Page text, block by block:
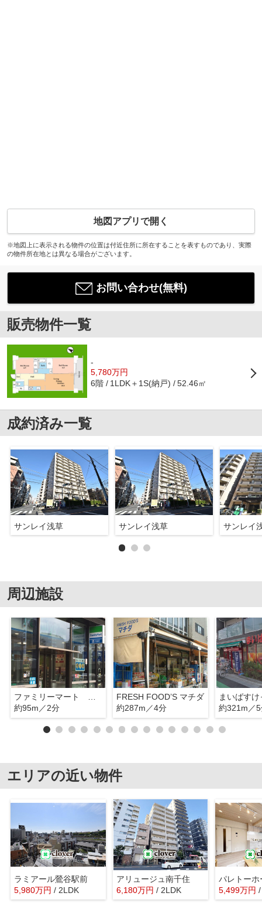
地図アプリで開く
※地図上に表示される物件の位置は付近住所に所在することを表すものであり、実際
の物件所在地とは異なる場合がございます。
お問い合わせ(無料)
販売物件一覧
-
5,780万円
6階 1LDK＋1S(納戸) 52.46㎡
成約済み一覧
サンレイ浅草 サンレイ浅草 サンレイ
周辺施設
ファミリーマート 台東吉原店
約95m／2分
FRESH FOOD’S マチダ
約287m／4分
約321m／
エリアの近い物件
ラミアール鶯谷駅前
5,980万円 / 2LDK
アリュージュ南千住
6,180万円 / 2LDK
パレトーホ
5,499万円